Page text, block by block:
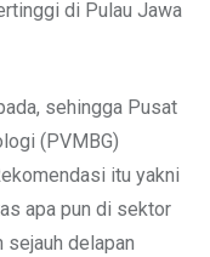
di Pulau Jawa
sehingga Pusat
(PVMBG)
itu yakni
apa pun di sektor
sejauh delapan